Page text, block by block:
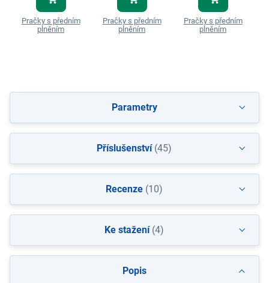
Pračky s předním
plněním
Pračky s předním
plněním
Pračky s předním
plněním
Popis
Parametry
Příslušenství(45)
Recenze (10)
Ke stažení(4)